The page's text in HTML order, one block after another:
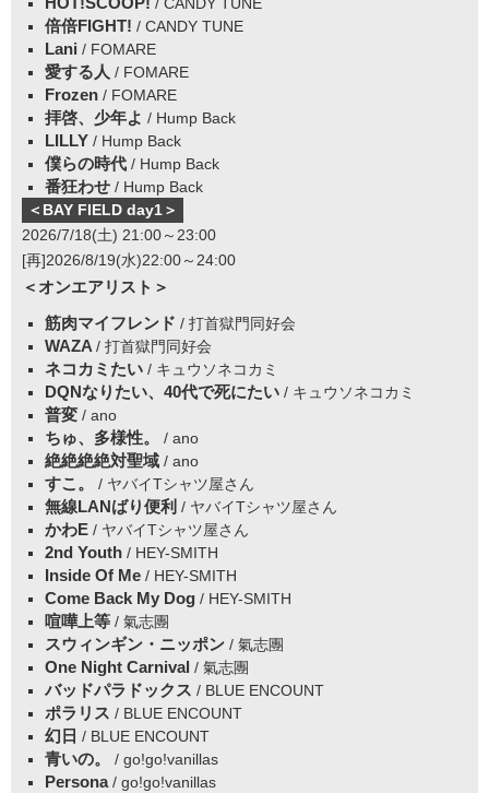
/ CANDY TUNE
倍倍FIGHT! / CANDY TUNE
Lani / FOMARE
愛する人 / FOMARE
Frozen / FOMARE
拝啓、少年よ / Hump Back
LILLY / Hump Back
僕らの時代 / Hump Back
番狂わせ / Hump Back
＜BAY FIELD day1＞
2026/7/18(土) 21:00～23:00
[再]2026/8/19(水)22:00～24:00
＜オンエアリスト＞
筋肉マイフレンド / 打首獄門同好会
WAZA / 打首獄門同好会
ネコカミたい / キュウソネコカミ
DQNなりたい、40代で死にたい / キュウソネコカミ
普変 / ano
ちゅ、多様性。 / ano
絶絶絶絶対聖域 / ano
すこ。 / ヤバイTシャツ屋さん
無線LANばり便利 / ヤバイTシャツ屋さん
かわE / ヤバイTシャツ屋さん
2nd Youth / HEY-SMITH
Inside Of Me / HEY-SMITH
Come Back My Dog / HEY-SMITH
喧嘩上等 / 氣志團
スウィンギン・ニッポン / 氣志團
One Night Carnival / 氣志團
バッドパラドックス / BLUE ENCOUNT
ポラリス / BLUE ENCOUNT
幻日 / BLUE ENCOUNT
青いの。 / go!go!vanillas
Persona/ go!go!vanillas